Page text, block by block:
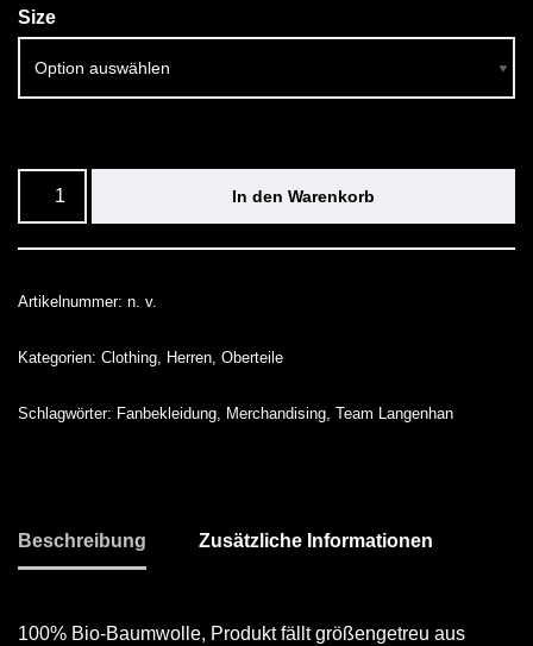
Size
In den Warenkorb
Artikelnummer: n. v.
Kategorien: Clothing, Herren, Oberteile
Schlagwörter: Fanbekleidung, Merchandising, Team Langenhan
Beschreibung Zusätzliche Informationen
100% Bio-Baumwolle, Produkt fällt größengetreu aus